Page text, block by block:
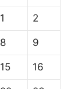
1 2
8 9
15 16